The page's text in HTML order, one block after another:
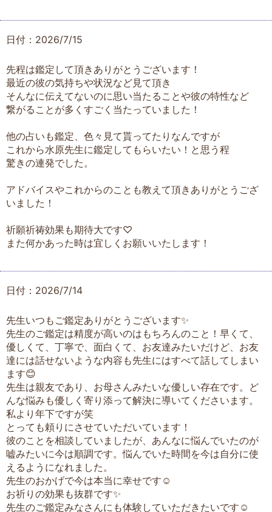
日付：2026/7/15
先程は鑑定して頂きありがとうございます！
最近の彼の気持ちや状況など見て頂き
そんなに伝えてないのに思い当たることや彼の特性など
繋がることが多くすごく当たっていました！
他の占いも鑑定、色々見て貰ってたりなんですが
これから水原先生に鑑定してもらいたい！と思う程
驚きの連発でした。
アドバイスやこれからのことも教えて頂きありがとうござ
いました！
祈願祈祷効果も期待大です♡
また何かあった時は宜しくお願いいたします！
日付：2026/7/14
先生いつもご鑑定ありがとうございます✨
先生のご鑑定は精度が高いのはもちろんのこと！早くて、
優しくて、丁寧で、面白くて、お友達みたいだけど、お友
達には話せないような内容も先生にはすべて話してしまい
ます😊
先生は親友であり、お母さんみたいな優しい存在です。ど
んな悩みも優しく寄り添って解決に導いてくださいます。
私より年下ですが笑
とっても頼りにさせていただいています！
彼のことを相談していましたが、あんなに悩んでいたのが
嘘みたいに今は順調です。悩んでいた時間を今は自分に使
えるようになれました。
先生のおかげで今は本当に幸せです☺️
お祈りの効果も抜群です✨
先生のご鑑定みなさんにも体験していただきたいです☺️